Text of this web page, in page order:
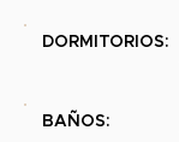
DORMITORIOS:
BAÑOS: